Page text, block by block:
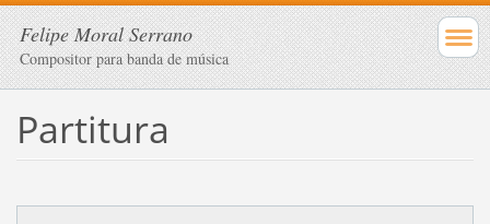
Felipe Moral Serrano
Compositor para banda de música
Partitura